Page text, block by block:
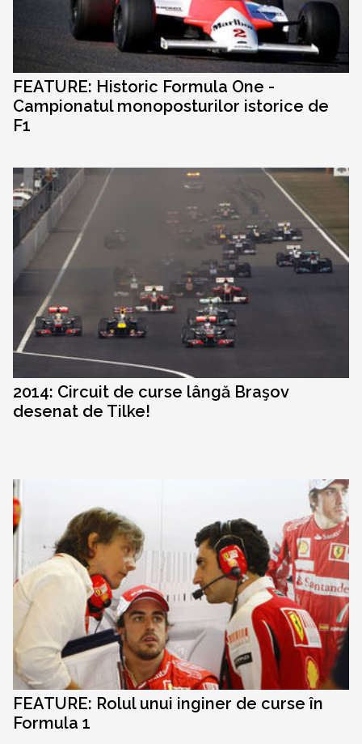
FEATURE: Historic Formula One -
Campionatul monoposturilor istorice de
F1
2014: Circuit de curse lângă Braşov
desenat de Tilke!
FEATURE: Rolul unui inginer de curse în
Formula 1